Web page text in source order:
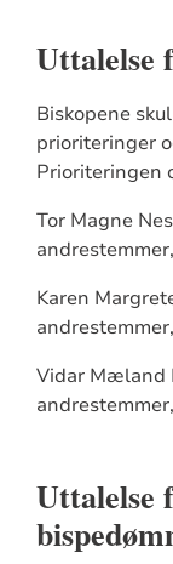
Uttalelse
Biskopene
prioriteringer
Prioriteringen
Tor Magne
Karen
Vidar Mæland
Uttalelse